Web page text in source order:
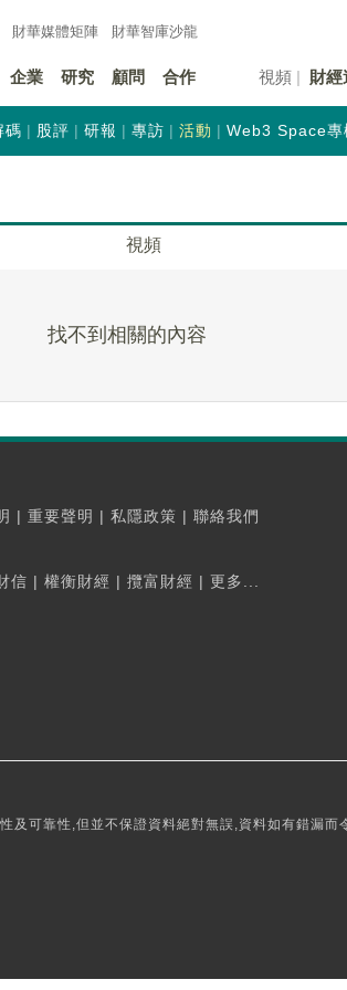
財華媒體矩陣 財華智庫沙龍
企業 研究 顧問 合作 視頻 財經
碼 股評 研報 專訪 活動 Web3 Space專
視頻
找不到相關的內容
| 重要聲明 | 私隱政策 | 聯絡我們
信 | 權衡財經 | 攬富財經 | 更多...
可靠性,但並不保證資料絕對無誤,資料如有錯漏而